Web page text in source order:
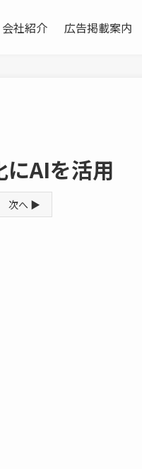
会社紹介 広告掲載案内
AIを活用
次へ ▶